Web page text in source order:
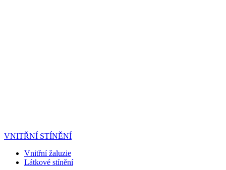
VNITŘNÍ STÍNĚNÍ
Vnitřní žaluzie
Látkové stínění